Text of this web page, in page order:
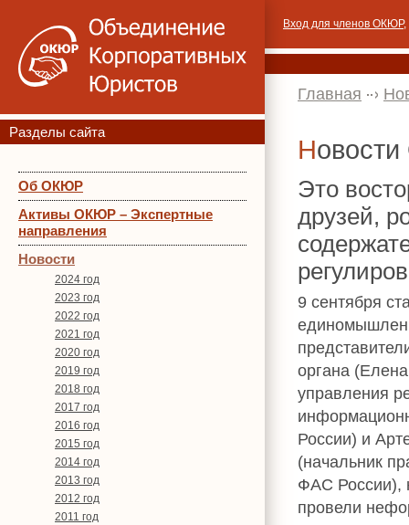
Разделы сайта
Об ОКЮР
Активы ОКЮР – Экспертные
направления
Новости
2024 год
2023 год
2022 год
2021 год
2020 год
2019 год
2018 год
2017 год
2016 год
2015 год
2014 год
2013 год
2012 год
2011 год
Вход для членов ОКЮР,
Главная
Это
друзей,
9 сентября
органа
управления
России) и
(начальник
ФАС России),
провели